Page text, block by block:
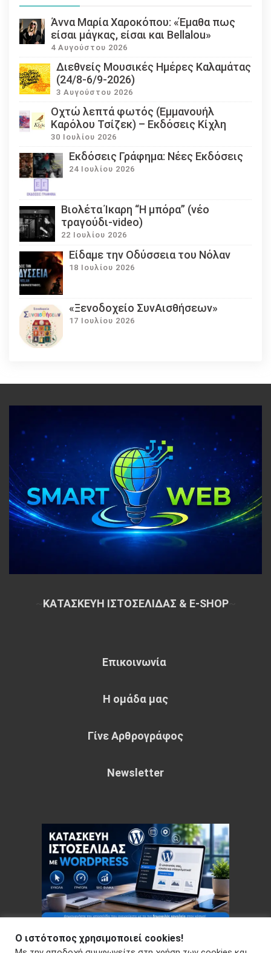
Άννα Μαρία Χαροκόπου: «Έμαθα πως
είσαι μάγκας, είσαι και Bellalou»
4 Αυγούστου 2026
Διεθνείς Μουσικές Ημέρες Καλαμάτας
(24/8-6/9-2026)
3 Αυγούστου 2026
Οχτώ λεπτά φωτός (Εμμανουήλ
Καρόλου Τσίζεκ) – Εκδόσεις Κίχλη
30 Ιουλίου 2026
Εκδόσεις Γράφημα: Νέες Εκδόσεις
24 Ιουλίου 2026
Βιολέτα Ίκαρη “Η μπόρα” (νέο
τραγούδι-video)
22 Ιουλίου 2026
Eίδαμε την Οδύσσεια του Νόλαν
18 Ιουλίου 2026
«Ξενοδοχείο ΣυνΑισθήσεων»
17 Ιουλίου 2026
ΚΑΤΑΣΚΕΥΗ ΙΣΤΟΣΕΛΙΔΑΣ & E-SHOP~
Επικοινωνία
Η ομάδα μας
Γίνε Αρθρογράφος
Newsletter
Ο ιστότοπος χρησιμοποιεί cookies!